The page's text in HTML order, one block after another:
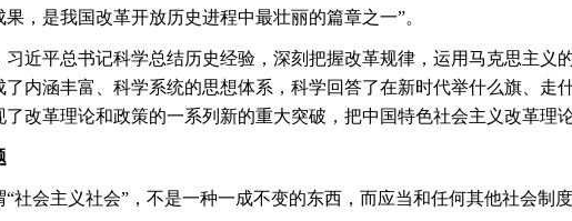
，是我国改革开放历史进程中最壮丽的篇章之一”。
习近平总书记科学总结历史经验，深刻把握改革规律，运用马克思主义
了内涵丰富、科学系统的思想体系，科学回答了在新时代举什么旗、
改革理论和政策的一系列新的重大突破，把中国特色社会主义改革理
“社会主义社会”，不是一种一成不变的东西，而应当和任何其他社会制